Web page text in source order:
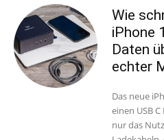
Wie
iPhone
Daten
echter
Das neue
einen USB
nur das